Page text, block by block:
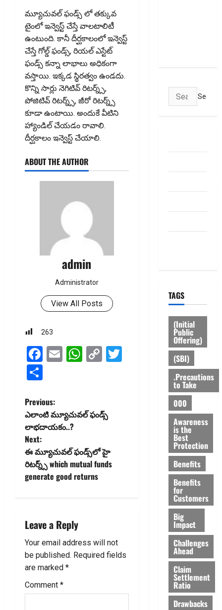
మ్యూచువల్ ఫండ్స్ లో తక్కువ
టైంలో ఇన్వెస్ట్ చేస్తే వాలటాలిటీ
ఉంటుంది. కానీ దీర్ఘకాలంలో ఇన్వెస్ట్
చేస్తే గోల్డ్ ఫండ్స్, రియల్ ఎస్టేట్
ఫండ్స్ కన్నా లాభాలు అధికంగా
వ‌స్తాయి. ఇక్క‌డ స్థిరత్వం ఉండదు.
కొన్ని సార్లు నెగిటివ్ రిటర్న్స్,
పోజిటివ్ రిటర్న్స్, జీరో రిటర్న్స్
కూడా ఉంటాయి. అందుకే వీటిని
హ్యాండిల్ చేయడం రావాలి.
దీర్ఘ‌కాలం ఇన్వెస్ట్ చేయాలి.
ABOUT THE AUTHOR
admin
Administrator
View All Posts
263
Facebook
EmailWhatsApp
Copy Twitter
P
o
s
t
n
v
i
g
a
Previous:
ఎలాంటి మ్యూచువ‌ల్ ఫండ్స్
లాభ‌దాయ‌కం..?
Next:
ఈ మ్యూచువ‌ల్ ఫండ్స్‌లో హై
రిట‌ర్న్స్ which mutual funds
generate good returns
Leave a Reply
Your email address will not
be published. Required fields
are marked *
Comment *
Search
for:
TAGS
(Initial
Public
Offering)
(SBI)
.Precautions
to Take
000
Awareness
is the
Best
Protection
Benefits
Benefits
for
Customers
Big
Impact
Challenges
Ahead
Claim
Settlement
Ratio
Drawbacks